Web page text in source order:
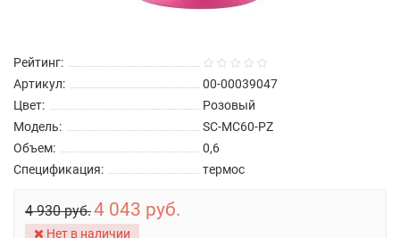
Рейтинг:
Артикул:
00-00039047
Цвет:
Розовый
Модель:
SC-MC60-PZ
Объем:
0,6
Спецификация:
термос
4 930 руб.4 043 руб.
Нет в наличии